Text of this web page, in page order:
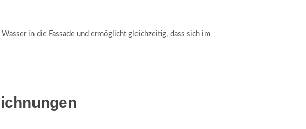
in die Fassade und ermöglicht gleichzeitig, dass sich im